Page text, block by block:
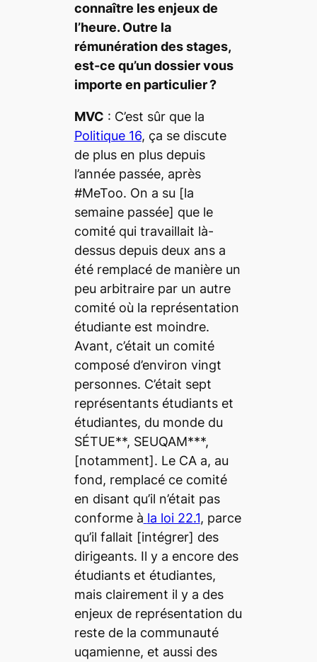
connaître les enjeux de
l’heure. Outre la
rémunération des stages,
est-ce qu’un dossier vous
importe en particulier ?
MVC : C’est sûr que la
Politique 16, ça se discute
de plus en plus depuis
l’année passée, après
#MeToo. On a su [la
semaine passée] que le
comité qui travaillait là-
dessus depuis deux ans a
été remplacé de manière un
peu arbitraire par un autre
comité où la représentation
étudiante est moindre.
Avant, c’était un comité
composé d’environ vingt
personnes. C’était sept
représentants étudiants et
étudiantes, du monde du
SÉTUE**, SEUQAM***,
[notamment]. Le CA a, au
fond, remplacé ce comité
en disant qu’il n’était pas
conforme à la loi 22.1, parce
qu’il fallait [intégrer] des
dirigeants. Il y a encore des
étudiants et étudiantes,
mais clairement il y a des
enjeux de représentation du
reste de la communauté
uqamienne, et aussi des